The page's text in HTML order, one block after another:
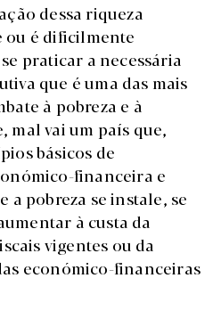
dessa riqueza
ou é dificilmente
praticar a necessária
que é uma das mais
à pobreza e à
mal vai um país que,
básicos de
financeira e
pobreza se instale, se
à custa da
vigentes ou da
económico-financeiras